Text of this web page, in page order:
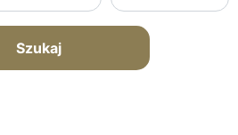
Szukaj